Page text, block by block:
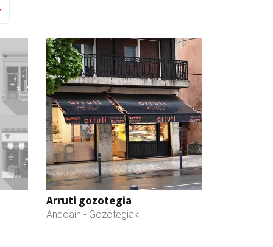
Arruti gozotegia
Andoain - Gozotegiak